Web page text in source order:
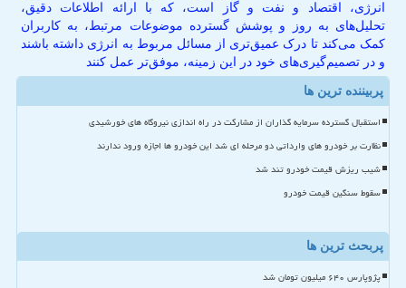
انرژی، اقتصاد و نفت و گاز است، که با ارائه اطلاعات دقیق،
تحلیل‌های به روز و پوشش گسترده موضوعات مرتبط، به کاربران
کمک می‌کند تا درک عمیق‌تری از مسائل مربوط به انرژی داشته باشند
و در تصمیم‌گیری‌های خود در این زمینه، موفق‌تر عمل کنند
پربیننده ترین ها
استقبال گسترده سرمایه گذاران از مشارکت در راه اندازی نیروگاه های خورشیدی
نظارت بر خودرو های وارداتی دو مرحله ای شد این خودرو ها اجازه ورود ندارند
شیب ریزش قیمت خودرو تند شد
سقوط سنگین قیمت خودرو
پربحث ترین ها
پژوپارس ۶۴۰ میلیون تومان شد